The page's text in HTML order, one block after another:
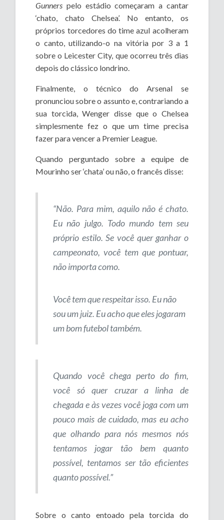
Gunners pelo estádio começaram a cantar
‘chato, chato Chelsea’. No entanto, os
próprios torcedores do time azul acolheram
o canto, utilizando-o na vitória por 3 a 1
sobre o Leicester City, que ocorreu três dias
depois do clássico londrino.
Finalmente, o técnico do Arsenal se
pronunciou sobre o assunto e, contrariando a
sua torcida, Wenger disse que o Chelsea
simplesmente fez o que um time precisa
fazer para vencer a Premier League.
Quando perguntado sobre a equipe de
Mourinho ser ‘chata’ ou não, o francês disse:
“Não. Para mim, aquilo não é chato.
Eu não julgo. Todo mundo tem seu
próprio estilo. Se você quer ganhar o
campeonato, você tem que pontuar,
não importa como.
Você tem que respeitar isso. Eu não
sou um juiz. Eu acho que eles jogaram
um bom futebol também.
Quando você chega perto do fim,
você só quer cruzar a linha de
chegada e às vezes você joga com um
pouco mais de cuidado, mas eu acho
que olhando para nós mesmos nós
tentamos jogar tão bem quanto
possível, tentamos ser tão eficientes
quanto possível.”
Sobre o canto entoado pela torcida do